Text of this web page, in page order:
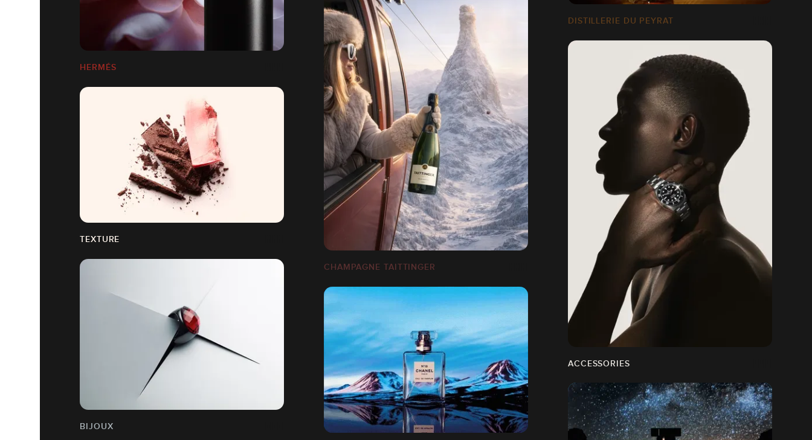
HERMÉS
DISTILLERIE DU PEYRAT
CHAMPAGNE TAITTINGER
ACCESSORIES
TEXTURE
BIJOUX